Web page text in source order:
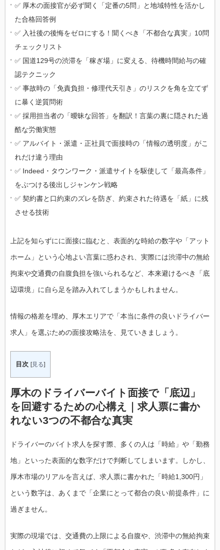
✅ 厚木の面接官が必ず聞く「定番の5問」と地域特性を活かし
た合格回答例
✅ 入社後の後悔をゼロにする！聞くべき「不都合な真実」10問
チェックリスト
✅ 国道129号の渋滞を「稼ぎ場」に変える、待機時間給与の確
認テクニック
✅ 事故時の「免責負担・修理代天引き」のリスクを角を立てず
に暴く逆質問術
✅ 採用担当者の「曖昧な回答」を翻訳！言葉の裏に隠された過
酷な労働実態
✅ アルバイト・派遣・正社員で面接時の「情報の透明度」がこ
れだけ違う理由
✅ Indeed・タウンワーク・派遣サイトを駆使して「最高条件」
をぶつける後出しジャンケン戦略
✅ 契約書と口約束のズレを防ぎ、約束された待遇を「紙」に残
させる技術
上記を知らずにに面接に臨むと、表面的な時給の数字や「アット
ホーム」という心地よい言葉に惑わされ、実際には渋滞中の無給
拘束や交通費の自腹負担を強いられるなど、本来避けるべき「底
辺環境」に自ら足を踏み入れてしまうかもしれません。
情報の格差を埋め、厚木エリアで「本当に条件の良いドライバー
求人」を選ぶための面接攻略法を、見ていきましょう。
目次 [見る]
厚木のドライバーバイト面接で「底辺」
を回避するための心構え｜求人票に書か
れない3つの不都合な真実
ドライバーのバイト求人を探す際、多くの人は「時給」や「勤務
地」といった表面的な数字だけで判断してしまいます。しかし、
厚木市場のリアルを言えば、求人票に書かれた「時給1,300円」
という数字は、あくまで「企業にとって都合の良い前提条件」に
過ぎません。
実際の現場では、交通費の上限による自腹や、渋滞中の無給拘束